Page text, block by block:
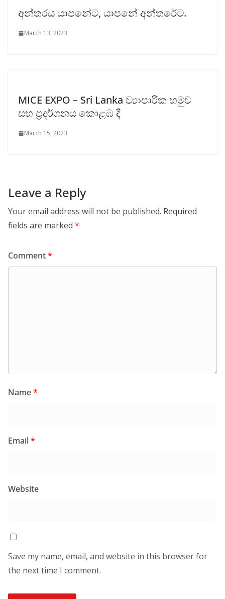
අන්තරය යාපනේට, යාපනේ අන්තරේට.
March 13, 2023
MICE EXPO – Sri Lanka ව්‍යාපාරික හමුව
සහ ප්‍රදර්ශනය කොළඹ දී
March 15, 2023
Leave a Reply
Your email address will not be published. Required
fields are marked *
Comment*
Name*
Email*
Website
Save my name, email, and website in this browser for
the next time I comment.